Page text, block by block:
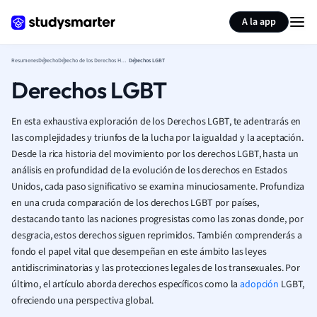
A la app
ResumenesDerecho Derecho de los Derechos Humanos Derechos LGBT
Derechos LGBT
En esta exhaustiva exploración de los Derechos LGBT, te adentrarás en
las complejidades y triunfos de la lucha por la igualdad y la aceptación.
Desde la rica historia del movimiento por los derechos LGBT, hasta un
análisis en profundidad de la evolución de los derechos en Estados
Unidos, cada paso significativo se examina minuciosamente. Profundiza
en una cruda comparación de los derechos LGBT por países,
destacando tanto las naciones progresistas como las zonas donde, por
desgracia, estos derechos siguen reprimidos. También comprenderás a
fondo el papel vital que desempeñan en este ámbito las leyes
antidiscriminatorias y las protecciones legales de los transexuales. Por
último, el artículo aborda derechos específicos como laadopción LGBT,
ofreciendo una perspectiva global.
Resumir página